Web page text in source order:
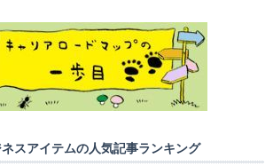
スアイテムの人気記事ランキング